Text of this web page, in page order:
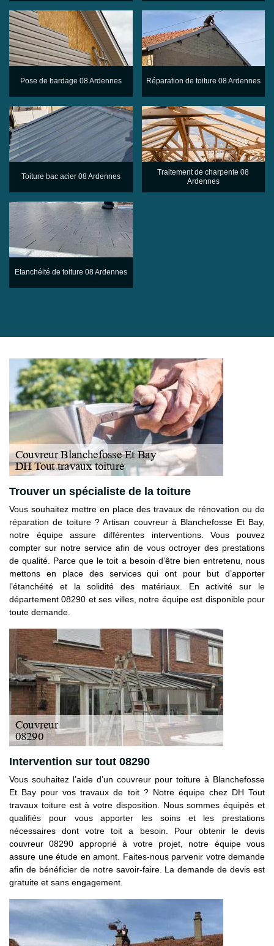
Pose de bardage 08 Ardennes Réparation de toiture 08 Ardennes
Toiture bac acier 08 Ardennes
Traitement de charpente 08
Ardennes
Etanchéité de toiture 08 Ardennes
Trouver un spécialiste de la toiture
Vous souhaitez mettre en place des travaux de rénovation ou de
réparation de toiture ? Artisan couvreur à Blanchefosse Et Bay,
notre équipe assure différentes interventions. Vous pouvez
compter sur notre service afin de vous octroyer des prestations
de qualité. Parce que le toit a besoin d’être bien entretenu, nous
mettons en place des services qui ont pour but d’apporter
l’étanchéité et la solidité des matériaux. En activité sur le
département 08290 et ses villes, notre équipe est disponible pour
toute demande.
Intervention sur tout 08290
Vous souhaitez l’aide d’un couvreur pour toiture à Blanchefosse
Et Bay pour vos travaux de toit ? Notre équipe chez DH Tout
travaux toiture est à votre disposition. Nous sommes équipés et
qualifiés pour vous apporter les soins et les prestations
nécessaires dont votre toit a besoin. Pour obtenir le devis
couvreur 08290 approprié à votre projet, notre équipe vous
assure une étude en amont. Faites-nous parvenir votre demande
afin de bénéficier de notre savoir-faire. La demande de devis est
gratuite et sans engagement.